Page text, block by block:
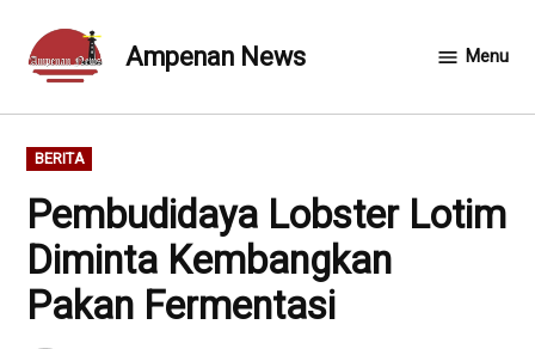
content
Ampenan News Menu
POSTED
IN
BERITA
Pembudidaya Lobster Lotim
Diminta Kembangkan
Pakan Fermentasi